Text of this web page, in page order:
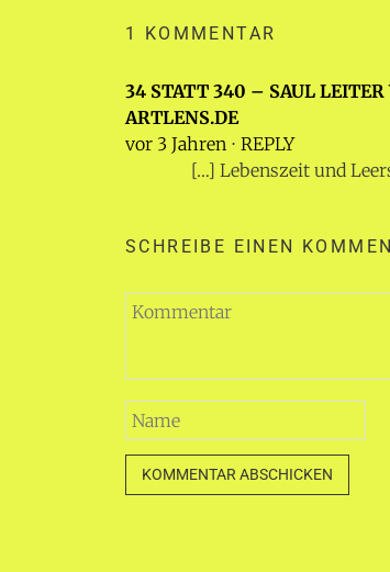
1 KOMMENTAR
34 STATT 340 – SAUL LEITER
ARTLENS.DE
vor 3 Jahren ⋅ REPLY
[…] Lebenszeit und
SCHREIBE EINEN